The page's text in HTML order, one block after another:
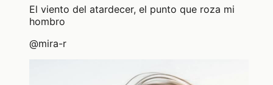
El viento del atardecer, el punto que roza mi
hombro
@mira-r